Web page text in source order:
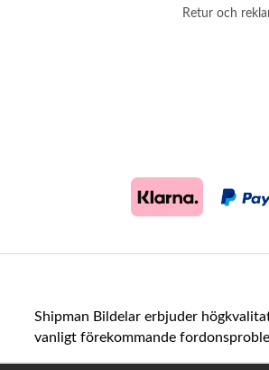
Retur och
Shipman Bildelar erbjuder
vanligt förekommande